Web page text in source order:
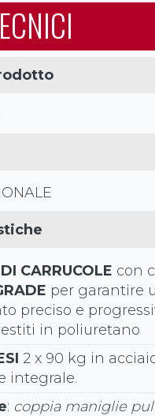
CARRUCOLE con
per garantire
preciso e
in poliuretano
2 x 90 kg in
integrale.
: coppia maniglie